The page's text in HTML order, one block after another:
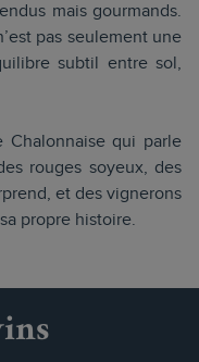
mais gourmands.
pas seulement une
subtil entre sol,
Chalonnaise qui parle
rouges soyeux, des
et des vignerons
propre histoire.